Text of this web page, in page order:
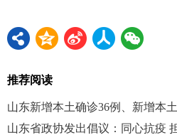
推荐阅读
山东新增本土确诊36例、新增本
山东省政协发出倡议：同心抗疫